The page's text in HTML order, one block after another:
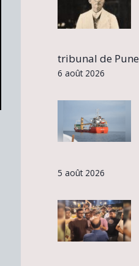
tribunal de Pune
6 août 2026
5 août 2026